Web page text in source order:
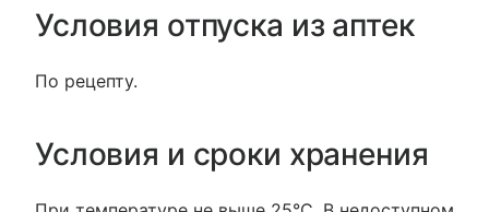
Условия отпуска из аптек
По рецепту.
Условия и сроки хранения